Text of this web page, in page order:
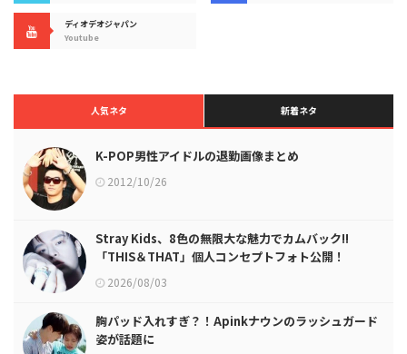
ディオデオジャパン
Youtube
人気ネタ 新着ネタ
K-POP男性アイドルの退勤画像まとめ
2012/10/26
Stray Kids、8色の無限大な魅力でカムバック!!
「THIS＆THAT」個人コンセプトフォト公開！
2026/08/03
胸パッド入れすぎ？！Apinkナウンのラッシュガード
姿が話題に